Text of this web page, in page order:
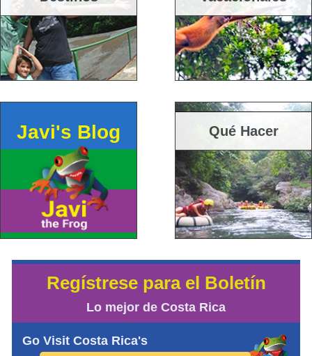
Javi's Blog Qué Hacer
Regístrese para el Boletín
Lo mejor de Costa Rica
Go Visit Costa Rica's